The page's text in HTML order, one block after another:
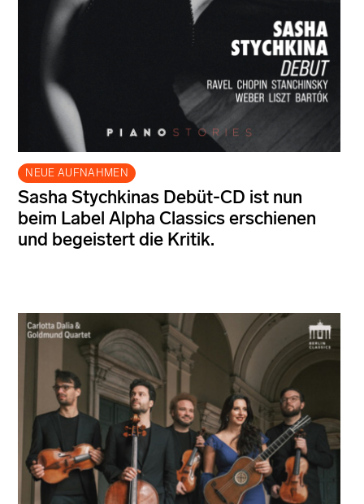
NEUE AUFNAHMEN
Sasha Stychkinas Debüt-CD ist nun
beim Label Alpha Classics erschienen
und begeistert die Kritik.